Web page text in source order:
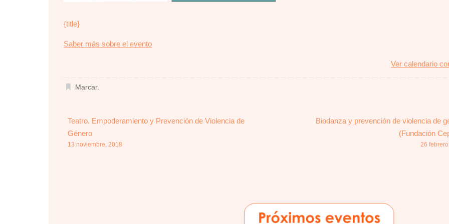
{title}
Saber más sobre el eventoabout
Ver calendario
Marcar.
Teatro. Empoderamiento y Prevención de Violencia de
Género
13 noviembre, 2018
Biodanza y prevención de violencia de
(Fundación
26